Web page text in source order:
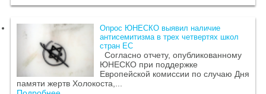
Опрос ЮНЕСКО выявил наличие
антисемитизма в трех четвертях школ
стран ЕС
Согласно отчету, опубликованному
ЮНЕСКО при поддержке
Европейской комиссии по случаю Дня
памяти жертв Холокоста,...